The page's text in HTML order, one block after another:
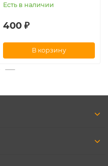
Есть в наличии
400 ₽
В корзину